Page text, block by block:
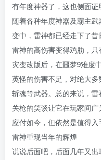
有年度神器了，这也侧面证
随着各种年度神器及霸主
变中，雷神都已经走下了
雷神的高伤害变得鸡肋，
灾变改版后，在噩梦9难度
英怪的伤害不足，对绝大多
斩魂等武器。总的来说，
关枪的笑谈让它在玩家间
应付如今，但依然是值得
雷神重现当年的辉煌
说说后面吧，后面几年又